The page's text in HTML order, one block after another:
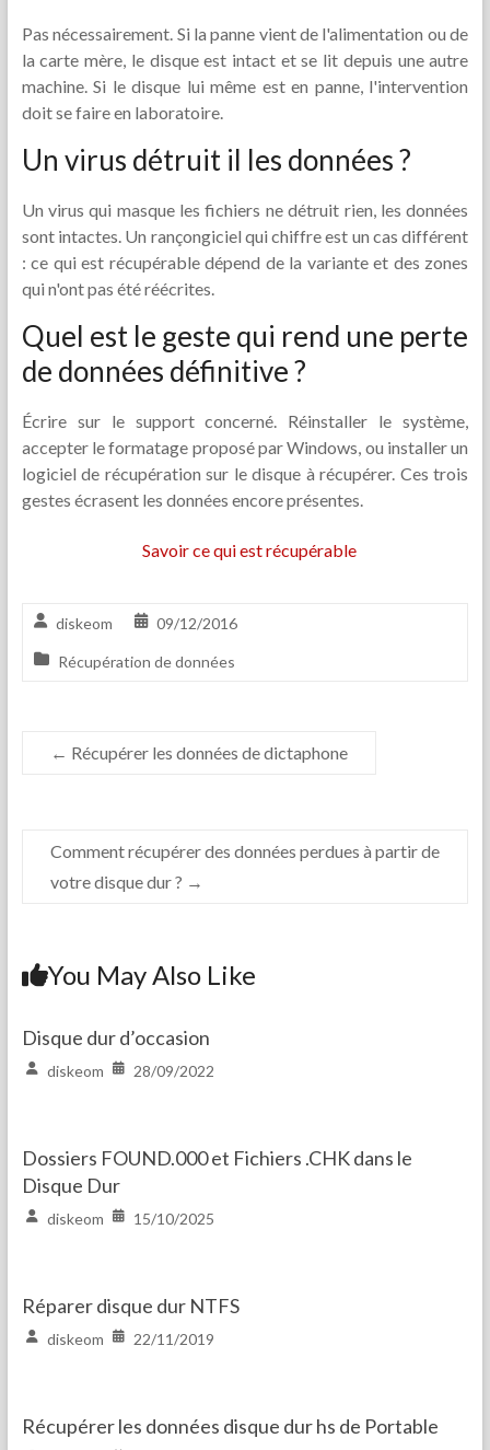
Pas nécessairement. Si la panne vient de l'alimentation ou de
la carte mère, le disque est intact et se lit depuis une autre
machine. Si le disque lui même est en panne, l'intervention
doit se faire en laboratoire.
Un virus détruit il les données ?
Un virus qui masque les fichiers ne détruit rien, les données
sont intactes. Un rançongiciel qui chiffre est un cas différent
: ce qui est récupérable dépend de la variante et des zones
qui n'ont pas été réécrites.
Quel est le geste qui rend une perte
de données définitive ?
Écrire sur le support concerné. Réinstaller le système,
accepter le formatage proposé par Windows, ou installer un
logiciel de récupération sur le disque à récupérer. Ces trois
gestes écrasent les données encore présentes.
Savoir ce qui est récupérable
diskeom 09/12/2016
Récupération de données
← Récupérer les données de dictaphone
Comment récupérer des données perdues à partir de
votre disque dur ? →
You May Also Like
Disque dur d’occasion
diskeom 28/09/2022
Dossiers FOUND.000 et Fichiers .CHK dans le
Disque Dur
diskeom 15/10/2025
Réparer disque dur NTFS
diskeom 22/11/2019
Récupérer les données disque dur hs de Portable